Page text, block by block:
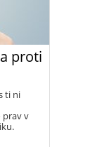
proti
ti ni
prav v